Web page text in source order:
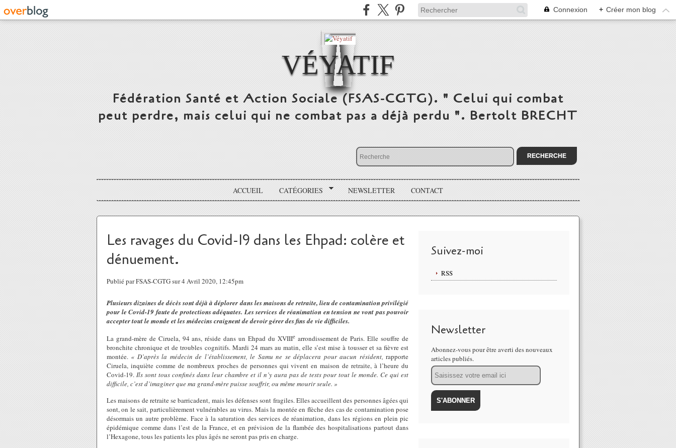
Connexion + Créer mon blog
VÉYATIF
Fédération Santé et Action Sociale (FSAS-CGTG). " Celui qui combat
peut perdre, mais celui qui ne combat pas a déjà perdu ". Bertolt BRECHT
ACCUEIL CATÉGORIES NEWSLETTER CONTACT
Les ravages du Covid-19 dans les Ehpad: colère et
dénuement.
Publié par FSAS-CGTG sur 4 Avril 2020, 12:45pm
Plusieurs dizaines de décès sont déjà à déplorer dans les maisons de retraite, lieu de contamination privilégié
pour le Covid-19 faute de protections adéquates. Les services de réanimation en tension ne vont pas pouvoir
accepter tout le monde et les médecins craignent de devoir gérer des fins de vie difficiles.
La grand-mère de Ciruela, 94 ans, réside dans un Ehpad du XVIIIearrondissement de Paris. Elle souffre de
bronchite chronique et de troubles cognitifs. Mardi 24 mars au matin, elle s’est mise à tousser et sa fièvre est
montée. « D’après la médecin de l’établissement, le Samu ne se déplacera pour aucun résident, rapporte
Ciruela, inquiète comme de nombreux proches de personnes qui vivent en maison de retraite, à l’heure du
Covid-19. Ils sont tous confinés dans leur chambre et il n’y aura pas de tests pour tout le monde. Ce qui est
difficile, c’est d’imaginer que ma grand-mère puisse souffrir, ou même mourir seule. »
Les maisons de retraite se barricadent, mais les défenses sont fragiles. Elles accueillent des personnes âgées qui
sont, on le sait, particulièrement vulnérables au virus. Mais la montée en flèche des cas de contamination pose
désormais un autre problème. Face à la saturation des services de réanimation, dans les régions en plein pic
épidémique comme dans l’est de la France, et en prévision de la flambée des hospitalisations partout dans
l’Hexagone, tous les patients les plus âgés ne seront pas pris en charge.
Suivez-moi
RSS
Newsletter
Abonnez-vous pour être averti des nouveaux
articles publiés.
Email